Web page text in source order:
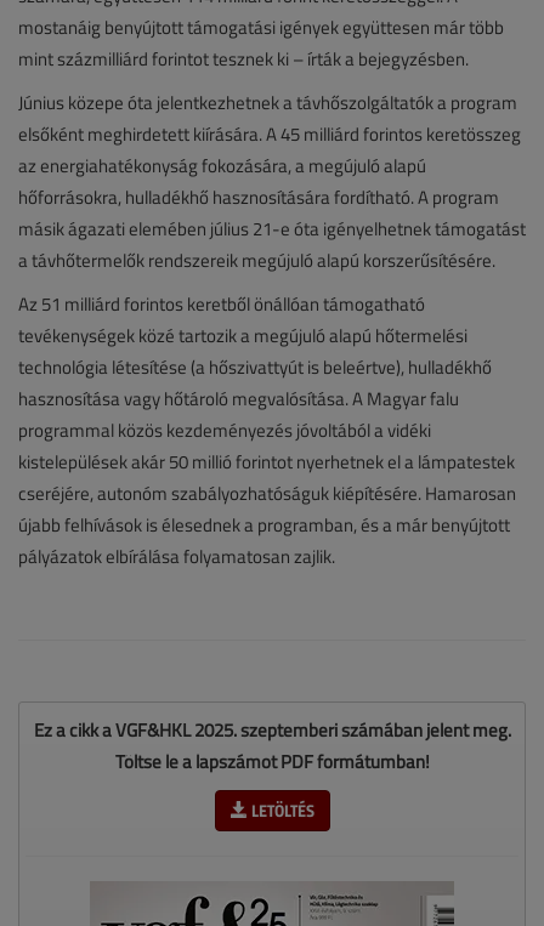
mostanáig benyújtott támogatási igények együttesen már több
mint százmilliárd forintot tesznek ki – írták a bejegyzésben.
Június közepe óta jelentkezhetnek a távhőszolgáltatók a program
elsőként meghirdetett kiírására. A 45 milliárd forintos keretösszeg
az energiahatékonyság fokozására, a megújuló alapú
hőforrásokra, hulladékhő hasznosítására fordítható. A program
másik ágazati elemében július 21-e óta igényelhetnek támogatást
a távhőtermelők rendszereik megújuló alapú korszerűsítésére.
Az 51 milliárd forintos keretből önállóan támogatható
tevékenységek közé tartozik a megújuló alapú hőtermelési
technológia létesítése (a hőszivattyút is beleértve), hulladékhő
hasznosítása vagy hőtároló megvalósítása. A Magyar falu
programmal közös kezdeményezés jóvoltából a vidéki
kistelepülések akár 50 millió forintot nyerhetnek el a lámpatestek
cseréjére, autonóm szabályozhatóságuk kiépítésére. Hamarosan
újabb felhívások is élesednek a programban, és a már benyújtott
pályázatok elbírálása folyamatosan zajlik.
Ez a cikk a VGF&HKL 2025. szeptemberi számában jelent meg.
Töltse le a lapszámot PDF formátumban!
LETÖLTÉS